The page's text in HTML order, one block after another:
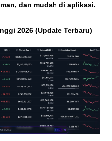
dan mudah di aplikasi.
2026 (Update Terbaru)